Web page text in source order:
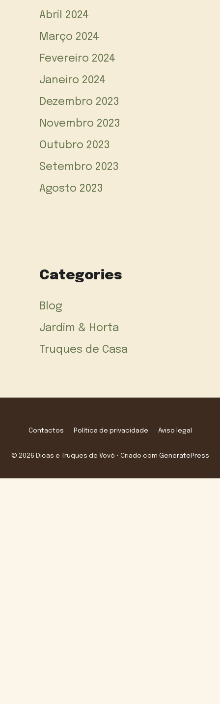
Abril 2024
Março 2024
Fevereiro 2024
Janeiro 2024
Dezembro 2023
Novembro 2023
Outubro 2023
Setembro 2023
Agosto 2023
Categories
Blog
Jardim & Horta
Truques de Casa
Contactos Política de privacidade Aviso legal
© 2026 Dicas e Truques de Vovó • Criado com GeneratePress